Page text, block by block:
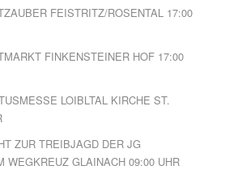
FEISTRITZ/ROSENTAL 17:00
FINKENSTEINER HOF 17:00
LOIBLTAL KIRCHE ST.
ZUR TREIBJAGD DER JG
WEGKREUZ GLAINACH 09:00 UHR